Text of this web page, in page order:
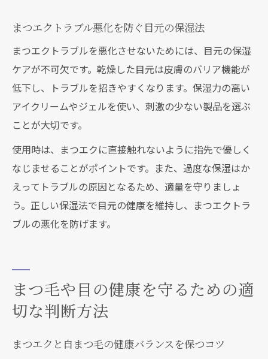
まつエクトラブル悪化を防ぐ目元の保湿法
まつエクトラブルを悪化させないためには、目元の保湿
ケアが不可欠です。乾燥した目元は皮膚のバリア機能が
低下し、トラブルを招きやすくなります。保湿力の高い
アイクリームやジェルを使い、刺激の少ない製品を選ぶ
ことが大切です。
使用時は、まつエクに直接触れないように指先で優しく
なじませることがポイントです。また、過度な保湿はか
えってトラブルの原因となるため、適量を守りましょ
う。正しい保湿法で目元の健康を維持し、まつエクトラ
ブルの悪化を防げます。
まつ毛や目の健康を守るための適
切な判断方法
まつエクと自まつ毛の健康バランスを保つコツ